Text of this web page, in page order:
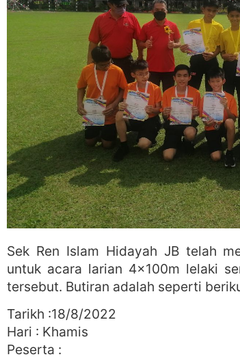
Sek Ren Islam Hidayah JB telah
untuk acara larian 4x100m lelaki
tersebut. Butiran adalah seperti
Tarikh :18/8/2022
Hari : Khamis
Peserta :